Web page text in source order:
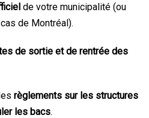
de votre municipalité (ou
de Montréal).
de sortie et de rentrée des
règlements sur les structures
les bacs.